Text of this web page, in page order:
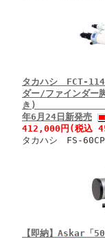
タカハシ FCT-
ダー/ファインダー
き)
年6月24日新発売
412,000円(税込
タカハシ FS-
【即納】Askar「